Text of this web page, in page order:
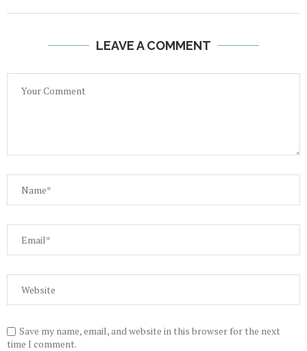
LEAVE A COMMENT
Save my name, email, and website in this browser for the next
time I comment.